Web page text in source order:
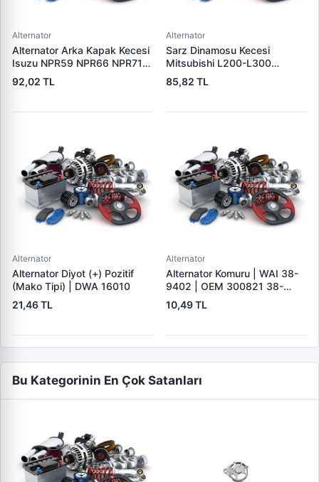
Alternator
Alternator Arka Kapak Kecesi
Isuzu NPR59 NPR66 NPR71
Nqr Nkr KS22 MD27 Turkuaz
15×32×7.5 | 3E 5888310 |
92,02 TL
Alternator
Sarz Dinamosu Kecesi
Mitsubishi L200-L300
Alternator Kecesi | 3E
5815305 | OEM 15305
85,82 TL
Alternator
Alternator Diyot (+) Pozitif
(Mako Tipi) | DWA 16010
21,46 TL
Alternator
Alternator Komuru | WAI 38-
9402 | OEM 300821 38-
9402
10,49 TL
Bu Kategorinin En Çok Satanları